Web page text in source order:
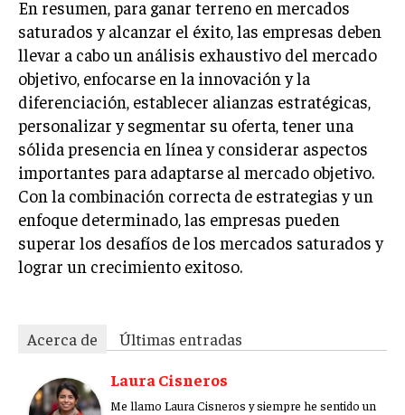
ÉTICA EMPRESARIAL Y RESPONSABILIDAD
SOCIAL
BLOG
Acerca de
Laura Cisneros
Me llamo Laura Cisneros y siempre he sentido un
fuerte llamado hacia las historias globales. Como
periodista de temas internacionales, me sumerjo
Aparece en periódicos digitales y domina los buscadores,
En resumen, para ganar terreno en mercados
saturados y alcanzar el éxito, las empresas deben
llevar a cabo un análisis exhaustivo del mercado
objetivo, enfocarse en la innovación y la
diferenciación, establecer alianzas estratégicas,
personalizar y segmentar su oferta, tener una
sólida presencia en línea y considerar aspectos
importantes para adaptarse al mercado objetivo.
Con la combinación correcta de estrategias y un
enfoque determinado, las empresas pueden
superar los desafíos de los mercados saturados y
lograr un crecimiento exitoso.
Acerca de
Últimas entradas
Laura Cisneros
Me llamo Laura Cisneros y siempre he sentido un